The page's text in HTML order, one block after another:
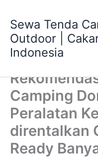
content
Sewa Tenda
Outdoor |
Indonesia
Camping
Peralatan
direntalkan
Ready